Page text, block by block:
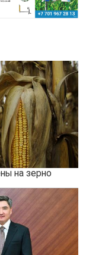
на зерно